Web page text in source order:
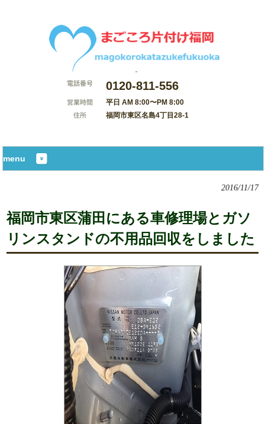
0120-811-556
平日 AM 8:00〜PM 8:00
福岡市東区名島4丁目28-1
menu
2016/11/17
福岡市東区蒲田にある車修理場とガソ
リンスタンドの不用品回収をしました